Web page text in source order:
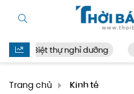
Biệt thự nghỉ dưỡng
Trang chủ Kinh tế